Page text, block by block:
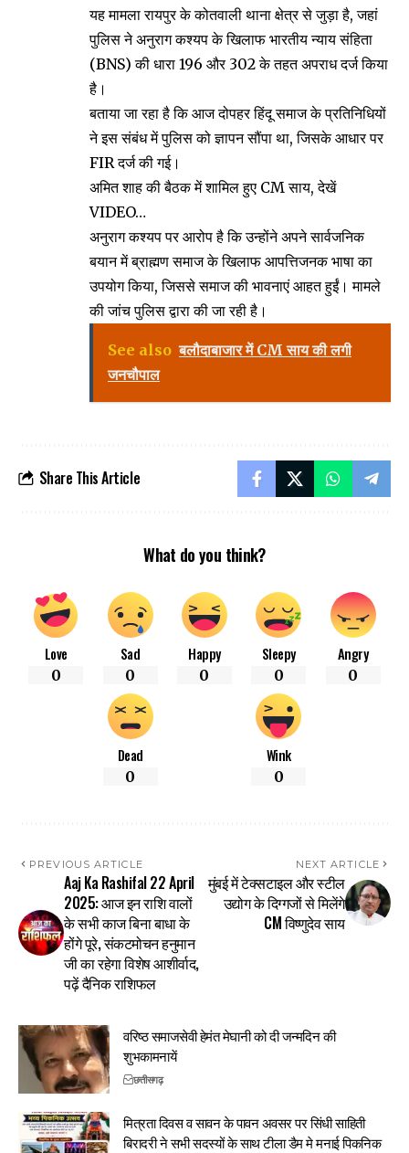
यह मामला रायपुर के कोतवाली थाना क्षेत्र से जुड़ा है, जहां
पुलिस ने अनुराग कश्यप के खिलाफ भारतीय न्याय संहिता
(BNS) की धारा 196 और 302 के तहत अपराध दर्ज किया
है।
बताया जा रहा है कि आज दोपहर हिंदू समाज के प्रतिनिधियों
ने इस संबंध में पुलिस को ज्ञापन सौंपा था, जिसके आधार पर
FIR दर्ज की गई।
अमित शाह की बैठक में शामिल हुए CM साय, देखें
VIDEO…
अनुराग कश्यप पर आरोप है कि उन्होंने अपने सार्वजनिक
बयान में ब्राह्मण समाज के खिलाफ आपत्तिजनक भाषा का
उपयोग किया, जिससे समाज की भावनाएं आहत हुईं। मामले
की जांच पुलिस द्वारा की जा रही है।
See also बलौदाबाजार में CM साय की लगी
जनचौपाल
Share This Article
What do you think?
Love
0
Sad
0
Happy
0
Sleepy
0
Angry
0
Dead
0
Wink
0
PREVIOUS ARTICLE
Aaj Ka Rashifal 22 April
2025: आज इन राशि वालों
के सभी काज बिना बाधा के
होंगे पूरे, संकटमोचन हनुमान
जी का रहेगा विशेष आशीर्वाद,
पढ़ें दैनिक राशिफल
NEXT ARTICLE
मुंबई में टेक्सटाइल और स्टील
उद्योग के दिग्गजों से मिलेंगे
CM विष्णुदेव साय
वरिष्ठ समाजसेवी हेमंत मेघानी को दी जन्मदिन की
शुभकामनायें
छत्तीसगढ़
मित्रता दिवस व सावन के पावन अवसर पर सिंधी साहिती
बिरादरी ने सभी सदस्यों के साथ टीला डैम मे मनाई पिकनिक